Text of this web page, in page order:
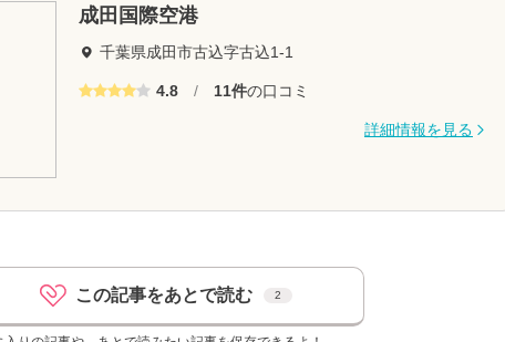
成田国際空港
千葉県成田市古込字古込1-1
4.8 / 11件の口コミ
詳細情報を見る
この記事をあとで読む 2